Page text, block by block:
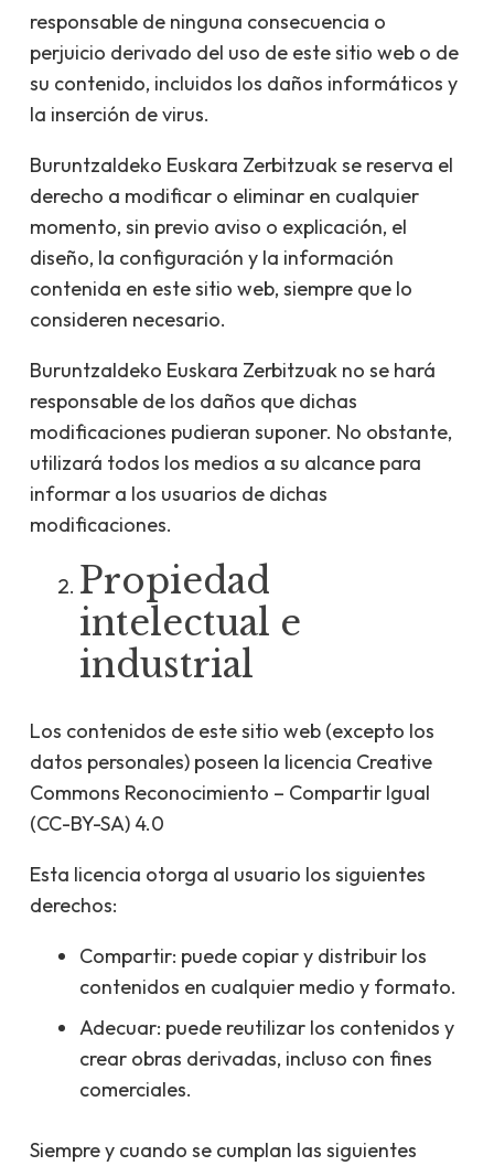
responsable de ninguna consecuencia o
perjuicio derivado del uso de este sitio web o de
su contenido, incluidos los daños informáticos y
la inserción de virus.
Buruntzaldeko Euskara Zerbitzuak se reserva el
derecho a modificar o eliminar en cualquier
momento, sin previo aviso o explicación, el
diseño, la configuración y la información
contenida en este sitio web, siempre que lo
consideren necesario.
Buruntzaldeko Euskara Zerbitzuak no se hará
responsable de los daños que dichas
modificaciones pudieran suponer. No obstante,
utilizará todos los medios a su alcance para
informar a los usuarios de dichas
modificaciones.
Propiedad
intelectual e
industrial
Los contenidos de este sitio web (excepto los
datos personales) poseen la licencia Creative
Commons Reconocimiento – Compartir Igual
(CC-BY-SA) 4.0
Esta licencia otorga al usuario los siguientes
derechos:
Compartir: puede copiar y distribuir los
contenidos en cualquier medio y formato.
Adecuar: puede reutilizar los contenidos y
crear obras derivadas, incluso con fines
comerciales.
Siempre y cuando se cumplan las siguientes